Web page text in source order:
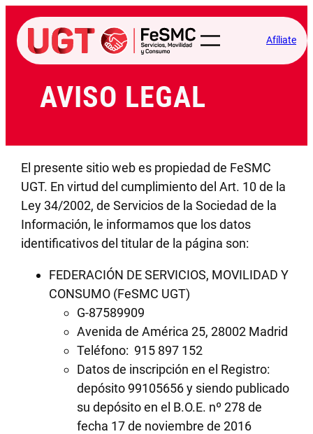
Saltar
contenido
Afíliate
AVISO LEGAL
El presente sitio web es propiedad de FeSMC
UGT. En virtud del cumplimiento del Art. 10 de la
Ley 34/2002, de Servicios de la Sociedad de la
Información, le informamos que los datos
identificativos del titular de la página son:
FEDERACIÓN DE SERVICIOS, MOVILIDAD Y
CONSUMO (FeSMC UGT)
G-87589909
Avenida de América 25, 28002 Madrid
Teléfono: 915 897 152
Datos de inscripción en el Registro:
depósito 99105656 y siendo publicado
su depósito en el B.O.E. nº 278 de
fecha 17 de noviembre de 2016